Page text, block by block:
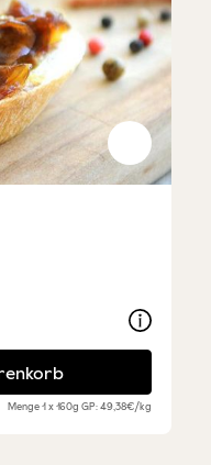
von 4.7 von 5 Sternen
Menge1 x 160gGP: 49,38€/kg